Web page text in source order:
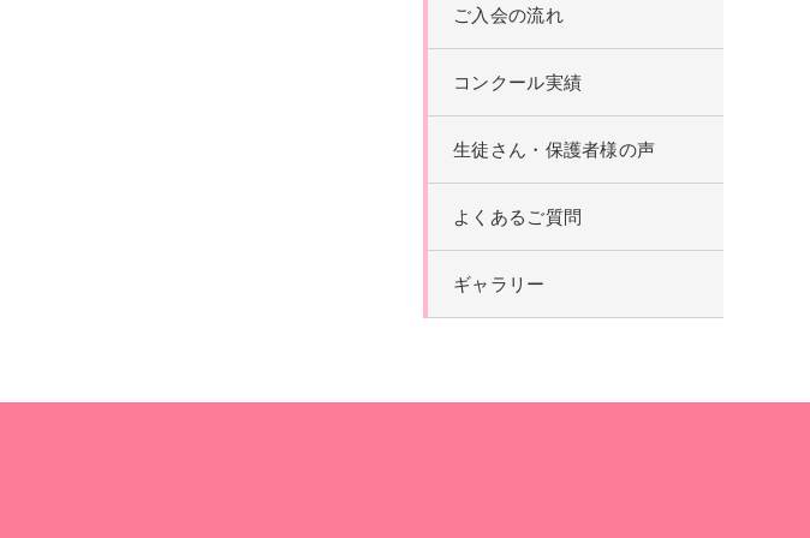
ご入会の流れ
コンクール実績
生徒さん・保護者様の声
よくあるご質問
ギャラリー